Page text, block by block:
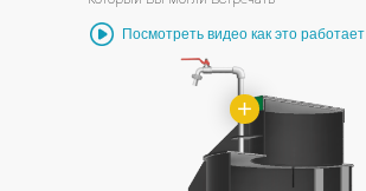
Посмотреть видео как это работает